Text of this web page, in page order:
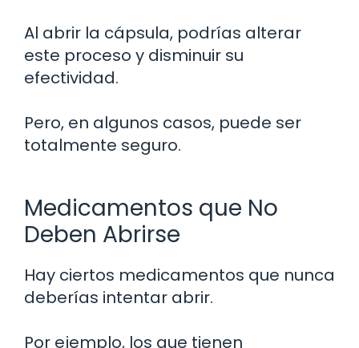
Al abrir la cápsula, podrías alterar
este proceso y disminuir su
efectividad.
Pero, en algunos casos, puede ser
totalmente seguro.
Medicamentos que No
Deben Abrirse
Hay ciertos medicamentos que nunca
deberías intentar abrir.
Por ejemplo, los que tienen